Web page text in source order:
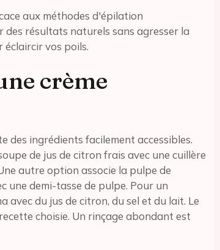
aux méthodes d'épilation
résultats naturels sans agresser la
éclaircir vos poils.
crème
des ingrédients facilement accessibles.
de jus de citron frais avec une cuillère
autre option associe la pulpe de
une demi-tasse de pulpe. Pour un
avec du jus de citron, du sel et du lait. Le
choisie. Un rinçage abondant est